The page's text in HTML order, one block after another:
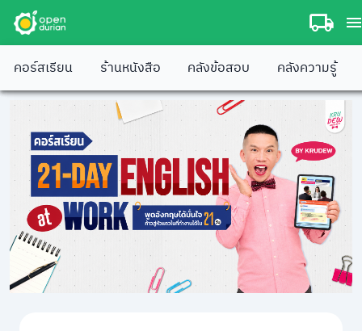
คอร์สเรียน ร้านหนังสือ คลังข้อสอบ คลังความรู้